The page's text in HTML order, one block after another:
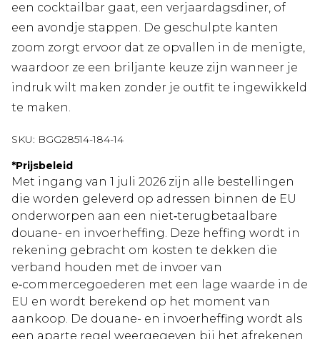
een cocktailbar gaat, een verjaardagsdiner, of
een avondje stappen. De geschulpte kanten
zoom zorgt ervoor dat ze opvallen in de menigte,
waardoor ze een briljante keuze zijn wanneer je
indruk wilt maken zonder je outfit te ingewikkeld
te maken.
SKU: BGG28514-184-14
*Prijsbeleid
Met ingang van 1 juli 2026 zijn alle bestellingen
die worden geleverd op adressen binnen de EU
onderworpen aan een niet‑terugbetaalbare
douane- en invoerheffing. Deze heffing wordt in
rekening gebracht om kosten te dekken die
verband houden met de invoer van
e‑commercegoederen met een lage waarde in de
EU en wordt berekend op het moment van
aankoop. De douane- en invoerheffing wordt als
een aparte regel weergegeven bij het afrekenen